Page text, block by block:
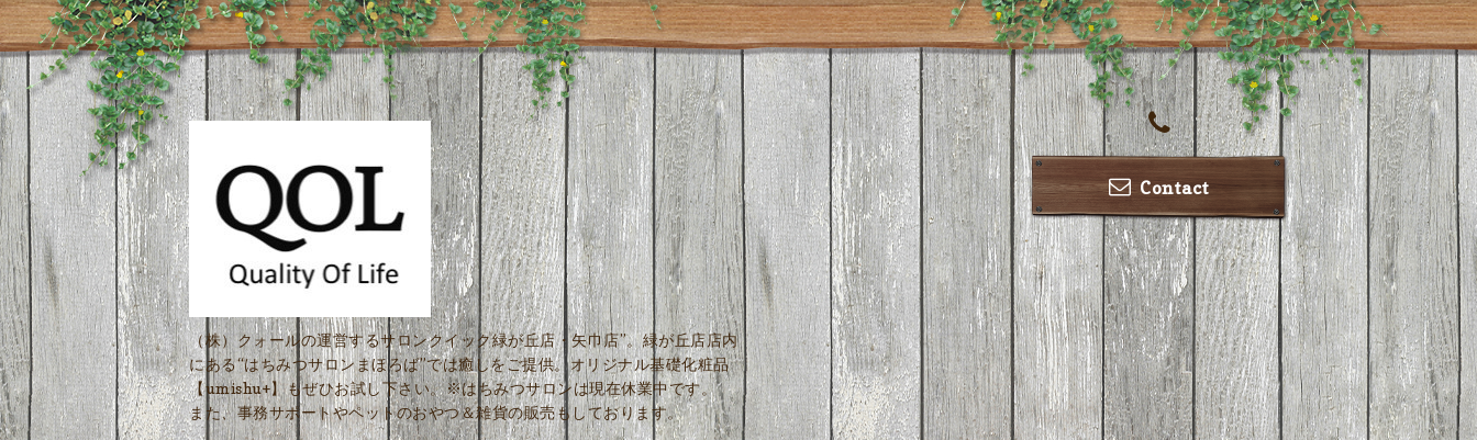
Contact
（株）クォールの運営するサロンクイック緑が丘店・矢巾店”。緑が丘店店内
にある“はちみつサロンまほろば”では癒しをご提供。オリジナル基礎化粧品
【umishu+】もぜひお試し下さい。※はちみつサロンは現在休業中です。
また、事務サポートやペットのおやつ＆雑貨の販売もしております。